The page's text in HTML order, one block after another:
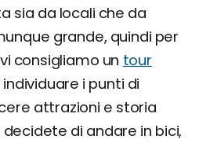
sia da locali che da
grande, quindi per
consigliamo un tour
individuare i punti di
attrazioni e storia
di andare in bici,